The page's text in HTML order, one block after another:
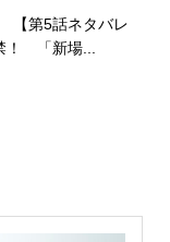
【第5話ネタバレ
！ 「新場...